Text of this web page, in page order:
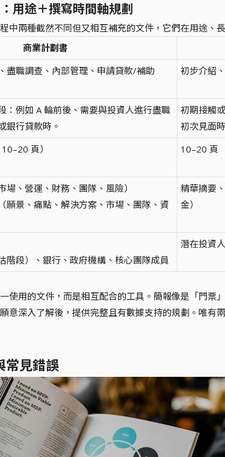
用途＋撰寫時間軸規劃
中兩種截然不同但又相互補充的文件，它們在用途、
商業計劃書
盡職調查、內部管理、申請貸款/補助 初步介紹
：例如 A 輪前後、需要與投資人進行盡職
銀行貸款時。
初期接觸
初次見面
頁） 10–20 頁
場、營運、財務、團隊、風險）
願景、痛點、解決方案、市場、團隊、資
精華摘要
金）
階段）、銀行、政府機構、核心團隊成員
潛在投資
使用的文件，而是相互配合的工具。簡報像是「門票
意深入了解後，提供完整且有數據支持的規劃。唯有
常見錯誤